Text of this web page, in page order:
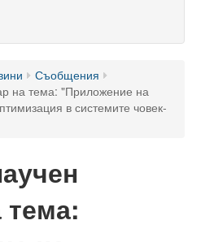
в ТУ
на университета
Съобщения
на тема: "Приложение на
в системите човек-